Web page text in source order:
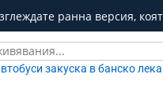
ранна версия,
закуска в банско